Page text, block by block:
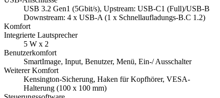
USB 3.2 Gen1 (5Gbit/s), Upstream: USB-C1 (Full)/USB-B
Downstream: 4 x USB-A (1 x Schnellaufladungs-B.C 1.2)
Komfort
Integrierte Lautsprecher
5 W x 2
Benutzerkomfort
SmartImage, Input, Benutzer, Menü, Ein-/ Ausschalter
Weiterer Komfort
Kensington-Sicherung, Haken für Kopfhörer, VESA-
Halterung (100 x 100 mm)